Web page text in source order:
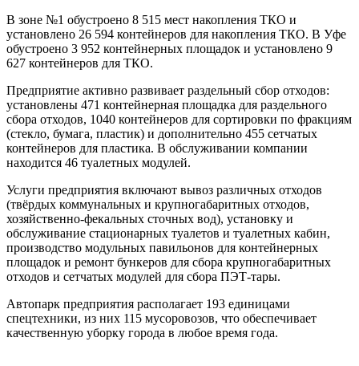
В зоне №1 обустроено 8 515 мест накопления ТКО и
установлено 26 594 контейнеров для накопления ТКО. В Уфе
обустроено 3 952 контейнерных площадок и установлено 9
627 контейнеров для ТКО.
Предприятие активно развивает раздельный сбор отходов:
установлены 471 контейнерная площадка для раздельного
сбора отходов, 1040 контейнеров для сортировки по фракциям
(стекло, бумага, пластик) и дополнительно 455 сетчатых
контейнеров для пластика. В обслуживании компании
находится 46 туалетных модулей.
Услуги предприятия включают вывоз различных отходов
(твёрдых коммунальных и крупногабаритных отходов,
хозяйственно-фекальных сточных вод), установку и
обслуживание стационарных туалетов и туалетных кабин,
производство модульных павильонов для контейнерных
площадок и ремонт бункеров для сбора крупногабаритных
отходов и сетчатых модулей для сбора ПЭТ-тары.
Автопарк предприятия располагает 193 единицами
спецтехники, из них 115 мусоровозов, что обеспечивает
качественную уборку города в любое время года.